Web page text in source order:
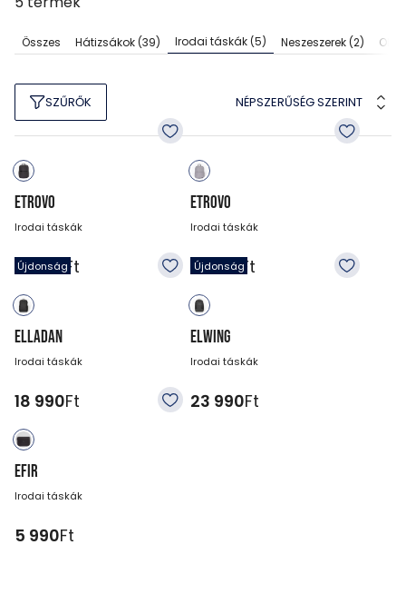
Összes Hátizsákok(39) Irodai táskák(5) Neszeszerek(2)
SZŰRŐK NÉPSZERŰSÉG SZERINT
ETROVO
Irodai táskák
15 990Ft
ETROVO
Irodai táskák
15 990Ft
Újdonság
ELLADAN
Irodai táskák
18 990Ft
Újdonság
ELWING
Irodai táskák
23 990Ft
EFIR
Irodai táskák
5 990Ft